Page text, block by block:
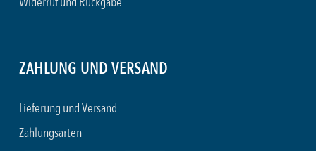
ZAHLUNG UND VERSAND
Lieferung und Versand
Zahlungsarten